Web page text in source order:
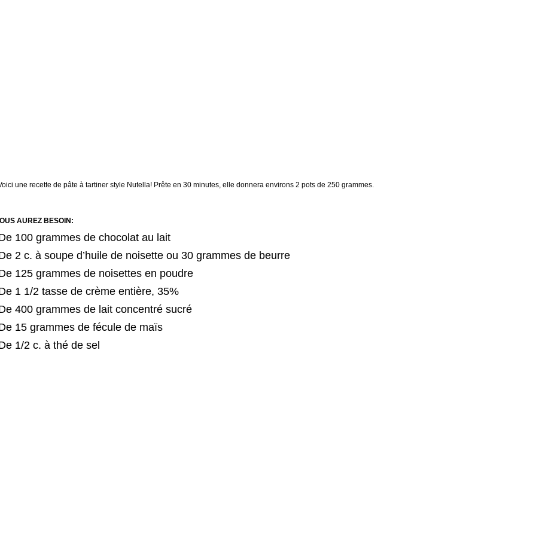
une recette de pâte à tartiner style Nutella! Prête en 30 minutes, elle donnera environs 2 pots de 250 grammes.
AUREZ BESOIN:
100 grammes de chocolat au lait
2 c. à soupe d’huile de noisette ou 30 grammes de beurre
125 grammes de noisettes en poudre
1 1/2 tasse de crème entière, 35%
400 grammes de lait concentré sucré
15 grammes de fécule de maïs
1/2 c. à thé de sel